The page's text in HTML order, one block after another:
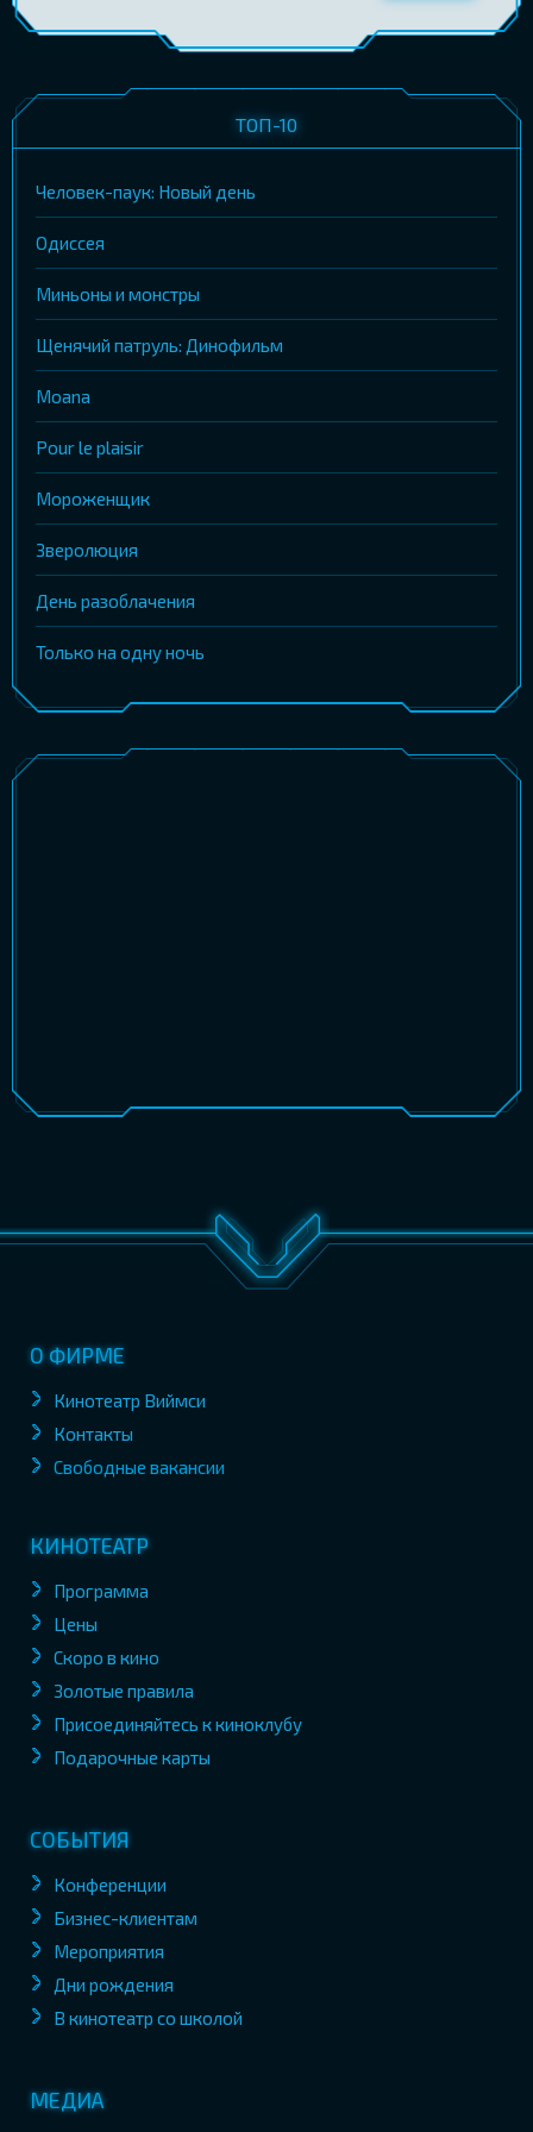
ТОП-10
Человек-паук: Новый день
Одиссея
Миньоны и монстры
Щенячий патруль: Динофильм
Moana
Pour le plaisir
Мороженщик
Зверолюция
День разоблачения
Только на одну ночь
О ФИРМЕ
Кинотеатр Виймси
Контакты
Свободные вакансии
КИНОТЕАТР
Программа
Цены
Скоро в кино
Золотые правила
Присоединяйтесь к киноклубу
Подарочные карты
СОБЫТИЯ
Конференции
Бизнес-клиентам
Мероприятия
Дни рождения
В кинотеатр со школой
МЕДИА